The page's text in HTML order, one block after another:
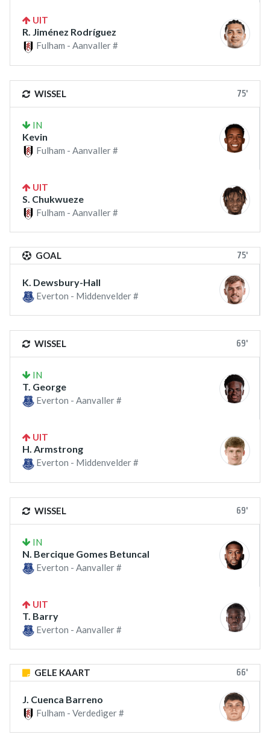
UIT
R. Jiménez Rodríguez
Fulham - Aanvaller #
WISSEL 75'
IN
Kevin
Fulham - Aanvaller #
UIT
S. Chukwueze
Fulham - Aanvaller #
GOAL 75'
K. Dewsbury-Hall
Everton - Middenvelder #
WISSEL 69'
IN
T. George
Everton - Aanvaller #
UIT
H. Armstrong
Everton - Middenvelder #
WISSEL 69'
IN
N. Bercique Gomes Betuncal
Everton - Aanvaller #
UIT
T. Barry
Everton - Aanvaller #
GELE KAART 66'
J. Cuenca Barreno
Fulham - Verdediger #